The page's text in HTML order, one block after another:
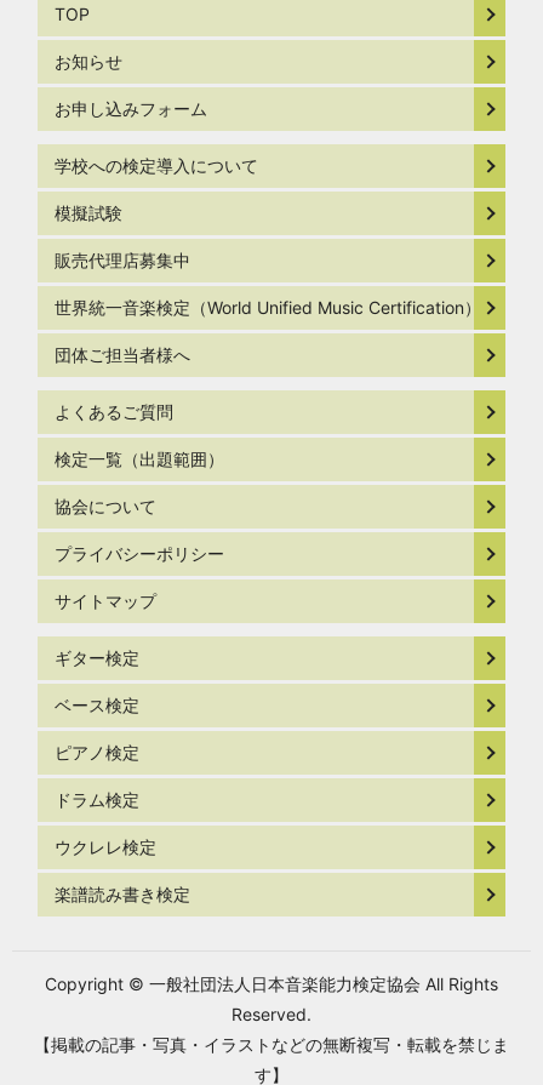
TOP
お知らせ
お申し込みフォーム
学校への検定導入について
模擬試験
販売代理店募集中
世界統一音楽検定（World Unified Music Certification）
団体ご担当者様へ
よくあるご質問
検定一覧（出題範囲）
協会について
プライバシーポリシー
サイトマップ
ギター検定
ベース検定
ピアノ検定
ドラム検定
ウクレレ検定
楽譜読み書き検定
Copyright © 一般社団法人日本音楽能力検定協会 All Rights
Reserved.
【掲載の記事・写真・イラストなどの無断複写・転載を禁じま
す】